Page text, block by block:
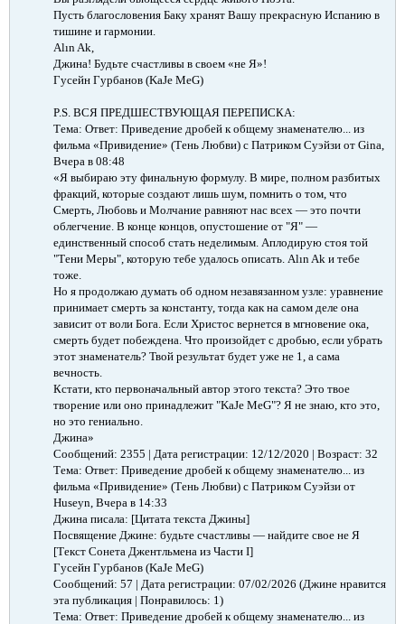
Пусть благословения Баку хранят Вашу прекрасную Испанию в
тишине и гармонии.
Alın Ak,
Джина! Будьте счастливы в своем «не Я»!
Гусейн Гурбанов (KaJe MeG)
P.S. ВСЯ ПРЕДШЕСТВУЮЩАЯ ПЕРЕПИСКА:​
Тема: Ответ: Приведение дробей к общему знаменателю... из
фильма «Привидение» (Тень Любви) с Патриком Суэйзи от Gina,
Вчера в 08:48
«Я выбираю эту финальную формулу. В мире, полном разбитых
фракций, которые создают лишь шум, помнить о том, что
Смерть, Любовь и Молчание равняют нас всех — это почти
облегчение. В конце концов, опустошение от "Я" —
единственный способ стать неделимым. Аплодирую стоя той
"Тени Меры", которую тебе удалось описать. Alın Ak и тебе
тоже.
Но я продолжаю думать об одном незавязанном узле: уравнение
принимает смерть за константу, тогда как на самом деле она
зависит от воли Бога. Если Христос вернется в мгновение ока,
смерть будет побеждена. Что произойдет с дробью, если убрать
этот знаменатель? Твой результат будет уже не 1, а сама
вечность.
Кстати, кто первоначальный автор этого текста? Это твое
творение или оно принадлежит "KaJe MeG"? Я не знаю, кто это,
но это гениально.
Джина»
Сообщений: 2355 | Дата регистрации: 12/12/2020 | Возраст: 32
Тема: Ответ: Приведение дробей к общему знаменателю... из
фильма «Привидение» (Тень Любви) с Патриком Суэйзи от
Huseyn, Вчера в 14:33
Джина писала: [Цитата текста Джины]
Посвящение Джине: будьте счастливы — найдите свое не Я
[Текст Сонета Джентльмена из Части I]
Гусейн Гурбанов (KaJe MeG)
Сообщений: 57 | Дата регистрации: 07/02/2026 (Джине нравится
эта публикация | Понравилось: 1)
Тема: Ответ: Приведение дробей к общему знаменателю... из